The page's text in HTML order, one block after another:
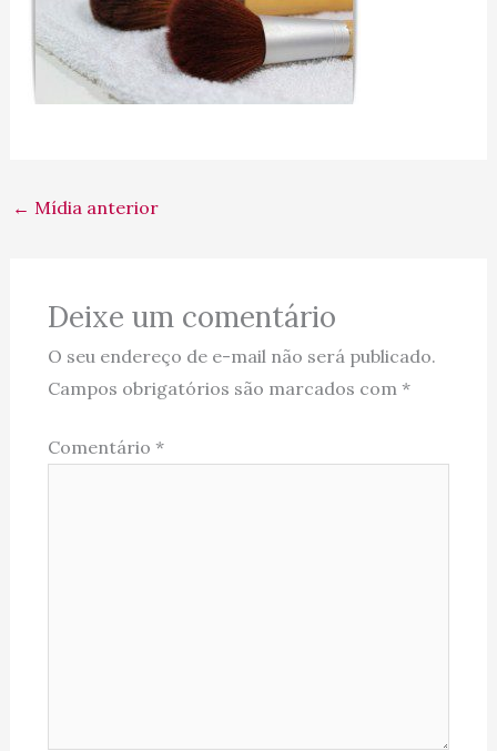
← Mídia anterior
Deixe um comentário
O seu endereço de e-mail não será publicado.
Campos obrigatórios são marcados com *
Comentário *